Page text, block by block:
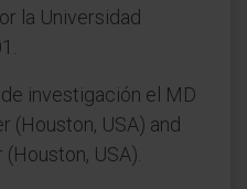
la Universidad
investigación el MD
(Houston, USA) and
USA).